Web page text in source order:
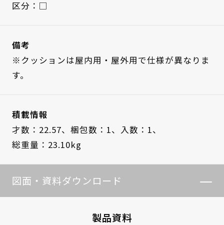
区分：□
備考
※クッションは屋内用・屋外用で仕様が異なりま
す。
積載情報
才数：22.57、 梱包数：1、
入数：1、
総重量：23.10kg
図面・資料ダウンロード
製品資料